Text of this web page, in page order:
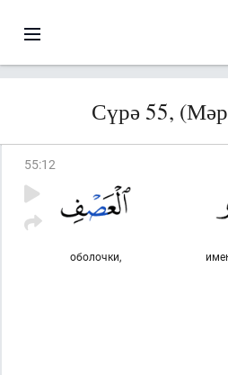
Сүрә 55,
55:12
оболочки,